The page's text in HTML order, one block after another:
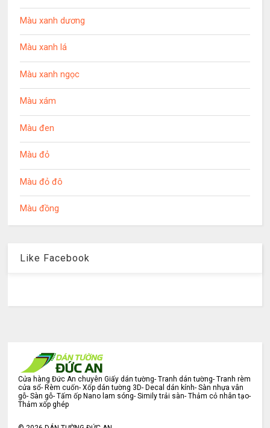
Màu xanh dương
Màu xanh lá
Màu xanh ngọc
Màu xám
Màu đen
Màu đỏ
Màu đỏ đô
Màu đồng
Like Facebook
Cửa hàng Đức An chuyên Giấy dán tường- Tranh dán tường- Tranh rèm
cửa sổ- Rèm cuốn- Xốp dán tường 3D- Decal dán kính- Sàn nhựa vân
gỗ- Sàn gỗ- Tấm ốp Nano lam sóng- Simily trải sàn- Thảm cỏ nhân tạo-
Thảm xốp ghép